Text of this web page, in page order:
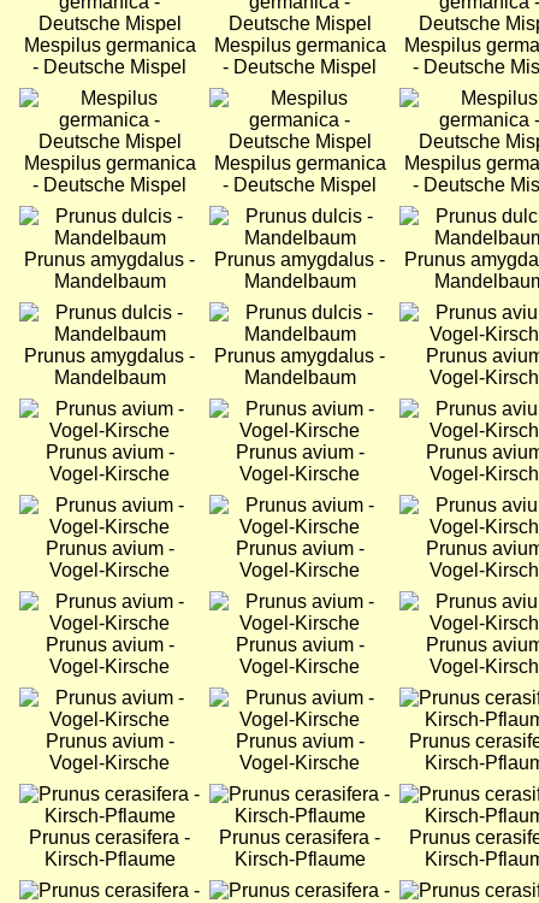
Mespilus germanica
- Deutsche Mispel
Mespilus germanica
- Deutsche Mispel
Mespilus
- Deutsche
Bild
Mespilus germanica
- Deutsche Mispel
Bild
Mespilus germanica
- Deutsche Mispel
Bild
Mespilus
- Deutsche
Bild
Prunus amygdalus -
Mandelbaum
Bild
Prunus amygdalus -
Mandelbaum
Bild
Prunus
Bild
Prunus amygdalus -
Mandelbaum
Bild
Prunus amygdalus -
Mandelbaum
Bild
Prunus
Vogel-
Bild
Prunus avium -
Vogel-Kirsche
Bild
Prunus avium -
Vogel-Kirsche
Bild
Prunus
Vogel-
Bild
Prunus avium -
Vogel-Kirsche
Bild
Prunus avium -
Vogel-Kirsche
Bild
Prunus
Vogel-
Bild
Prunus avium -
Vogel-Kirsche
Bild
Prunus avium -
Vogel-Kirsche
Bild
Prunus
Vogel-
Bild
Prunus avium -
Vogel-Kirsche
Bild
Prunus avium -
Vogel-Kirsche
Bild
Prunus
Kirsch-
Bild
Prunus cerasifera -
Kirsch-Pflaume
Bild
Prunus cerasifera -
Kirsch-Pflaume
Bild
Prunus
Kirsch-
Bild
Bild Bild